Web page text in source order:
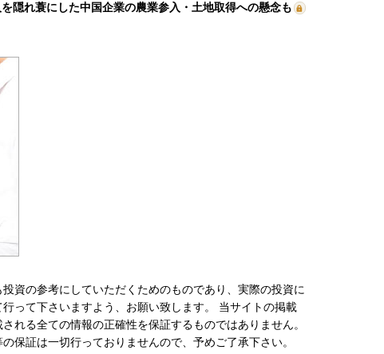
隠れ蓑にした中国企業の農業参入・土地取得への懸念も
資の参考にしていただくためのものであり、実際の投資に
って下さいますよう、お願い致します。 当サイトの掲載
れる全ての情報の正確性を保証するものではありません。
保証は一切行っておりませんので、予めご了承下さい。